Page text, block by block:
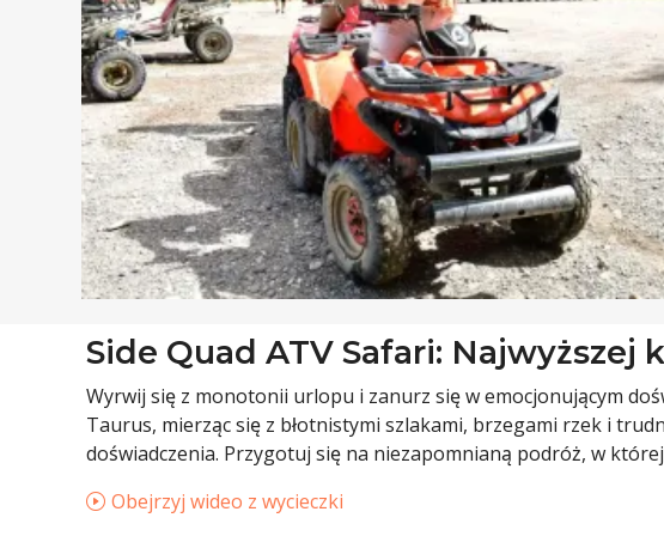
Side Quad ATV Safari: Najwyższej
Wyrwij się z monotonii urlopu i zanurz się w emocjonującym
Taurus, mierząc się z błotnistymi szlakami, brzegami rzek i
doświadczenia. Przygotuj się na niezapomnianą podróż, w
Obejrzyj wideo z wycieczki